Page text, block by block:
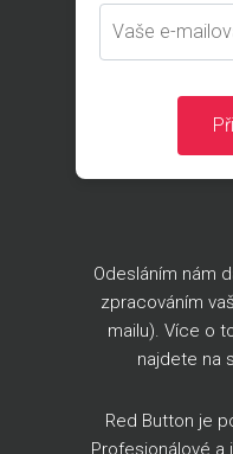
Odesláním nám
zpracováním
mailu). Více o
najdete na
Red Button je
Profesionálové a